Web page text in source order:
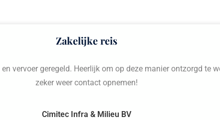
Zakelijke reis
vervoer geregeld. Heerlijk om op deze manier ontzorgd te
zeker weer contact opnemen!
Cimitec Infra & Milieu BV